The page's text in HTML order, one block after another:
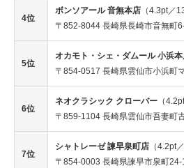
4位
ボンソアール 音無本店 （4.3pt／
〒852-8044 長崎県長崎市音無町
5位
オカモト・シェ・ダムール 小浜
〒854-0517 長崎県雲仙市小浜町
6位
ネオクラシック クローバー （
〒859-1104 長崎県雲仙市吾妻町
7位
シャトレーゼ 諫早泉町店 （4.2pt
〒854-0003 長崎県諫早市泉町24-